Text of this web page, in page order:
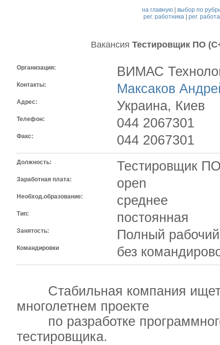
на главную |выбор по
рег. работника| рег.
Вакансия Тестировщик ПО
Организация: ВИМАС
Контакты: Максаков
Адрес: Украина, Киев
Телефон: 044 2067301
Факс: 044 2067301
Должность: Тестировщик
Заработная плата: open
Необход.образование: среднее
Тип: постоянная
Занятость: Полный
Командировки без
Стабильная компания ищет
многолетнем проекте
по разработке
тестировщика.